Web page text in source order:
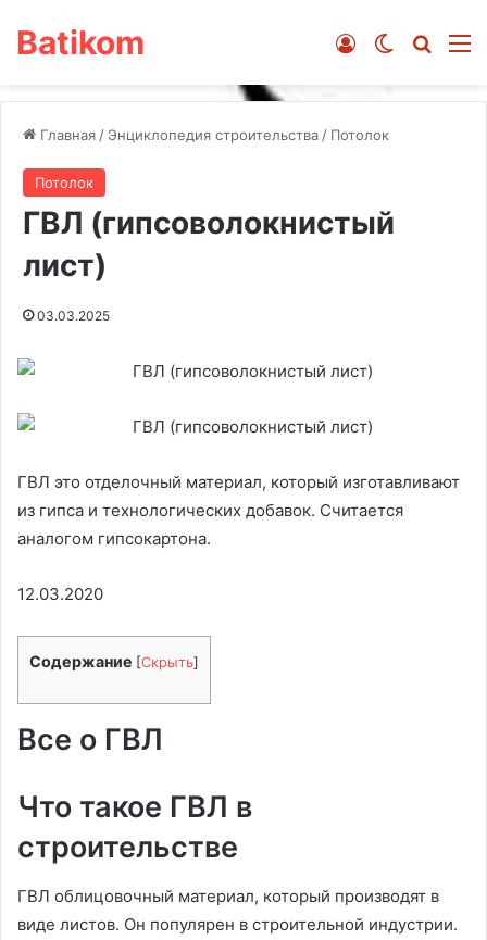
Batikom Switch skin
Войти
Главная / Энциклопедия строительства / Потолок
Потолок
ГВЛ (гипсоволокнистый
лист)
03.03.2025
ГВЛ это отделочный материал, который изготавливают
из гипса и технологических добавок. Считается
аналогом гипсокартона.
12.03.2020
Содержание [Скрыть]
Все о ГВЛ
Что такое ГВЛ в
строительстве
ГВЛ облицовочный материал, который производят в
виде листов. Он популярен в строительной индустрии.